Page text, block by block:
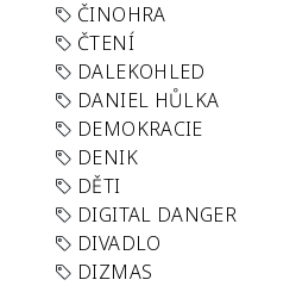
ČINOHRA
ČTENÍ
DALEKOHLED
DANIEL HŮLKA
DEMOKRACIE
DENIK
DĚTI
DIGITAL DANGER
DIVADLO
DIZMAS